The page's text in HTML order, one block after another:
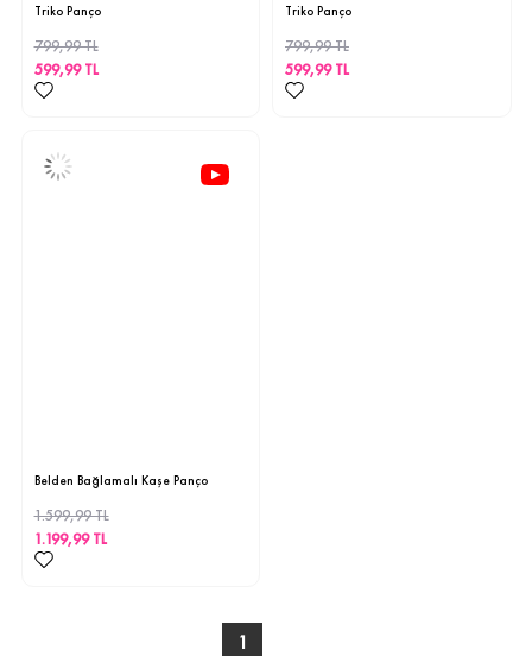
Triko Panço
599,99 TL
799,99 TL
Triko Panço
599,99 TL
799,99 TL
Belden Bağlamalı Kaşe Panço
1.199,99 TL
1.599,99 TL
1